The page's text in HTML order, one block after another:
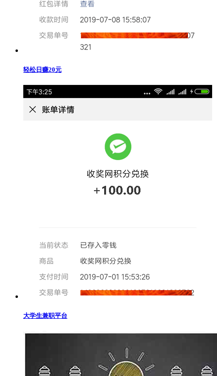
轻松日赚20元
大学生兼职平台